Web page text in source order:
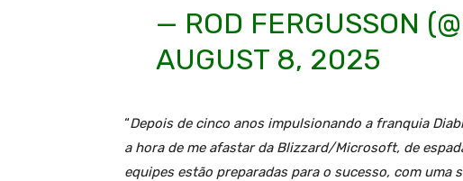
— ROD FERGUSSON
AUGUST 8, 2025
“Depois de cinco anos impulsionando a franquia
a hora de me afastar da Blizzard/Microsoft, de
equipes estão preparadas para o sucesso, com uma